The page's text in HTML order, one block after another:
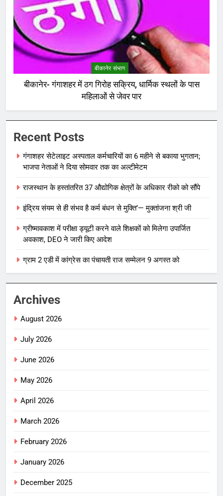
बीकानेर संभाग
बीकानेर- गंगाशहर में ठग गिरोह सक्रिय, धार्मिक स्थलों के पास
महिलाओं से जेवर पार
Recent Posts
गंगाशहर सेटेलाइट अस्पताल कर्मचारियों का 6 महीने से बकाया भुगतान;
भाजपा नेताओं ने दिया सोमवार तक का अल्टीमेटम
राजस्थान के हस्तांतरित 37 औद्योगिक क्षेत्रों के अधिकार रीको को सौंपे
इंद्रिय संयम से ही संभव है कर्म बंधन से मुक्ति’— मुक्तांजना श्री जी
ग्रीष्मावकाश में परीक्षा ड्यूटी करने वाले शिक्षकों को मिलेगा उपार्जित
अवकाश, DEO ने जारी किए आदेश
ग्राम 2 एडी में कांग्रेस का पंचायती राज सम्मेलन 9 अगस्त को
Archives
August 2026
July 2026
June 2026
May 2026
April 2026
March 2026
February 2026
January 2026
December 2025